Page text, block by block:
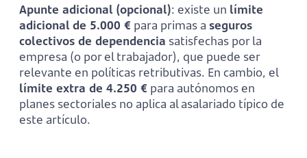
Apunte adicional (opcional): existe un límite
adicional de 5.000 € para primas a seguros
colectivos de dependencia satisfechas por la
empresa (o por el trabajador), que puede ser
relevante en políticas retributivas. En cambio, el
límite extra de 4.250 € para autónomos en
planes sectoriales no aplica al asalariado típico de
este artículo.